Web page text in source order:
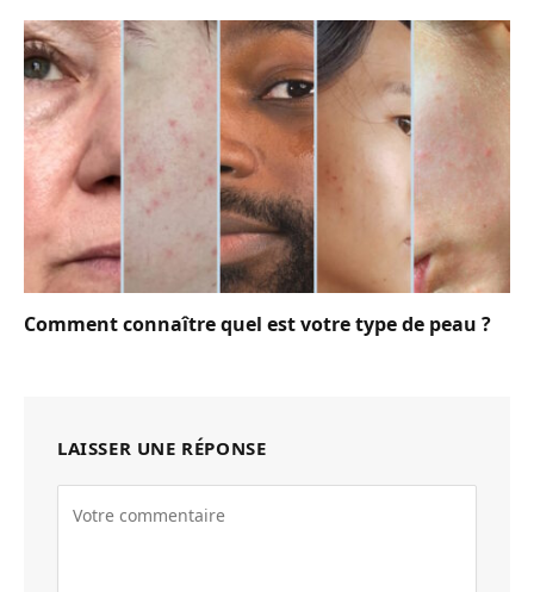
Comment connaître quel est votre type de peau ?
LAISSER UNE RÉPONSE